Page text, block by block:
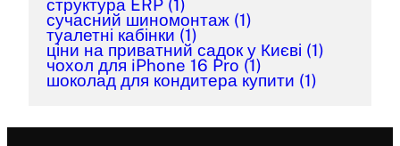
структура ERP (1)
сучасний шиномонтаж (1)
туалетні кабінки (1)
ціни на приватний садок у Києві (1)
чохол для iPhone 16 Pro (1)
шоколад для кондитера купити (1)